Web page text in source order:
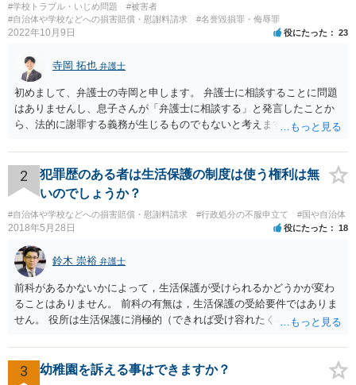
#学校トラブル・いじめ問題
#被害者
#自治体や学校などへの損害賠償・慰謝料請求
#名誉毀損罪・侮辱罪
2022年10月9日 役にたった 23
寺岡 拓也 弁護士
初めまして、弁護士の寺岡と申します。 弁護士に相談することに問題
はありませんし、息子さんが「弁護士に相談する」と発言したことか
ら、法的に謝罪する義務が生じるものでもないと考えます。 経緯から
す。 子どもの専門相談窓口もありますし、一度相談だけでもしてはい
かがでしょうか。
2
犯罪歴のある者は生活保護の制度は使う権利は無
いのでしょうか？
#自治体や学校などへの損害賠償・慰謝料請求 #行政処分の不服申立て #国や自治体
2018年5月28日 役にたった 18
鈴木 崇裕 弁護士
前科があるかないかによって，生活保護が受けられるかどうかが変わ
ることはありません。 前科の有無は，生活保護の受給要件ではありま
せん。 役所は生活保護に消極的（できれば受け容れたくない）な姿勢
と説明しましょう。
3 幼稚園を訴える事はできますか？